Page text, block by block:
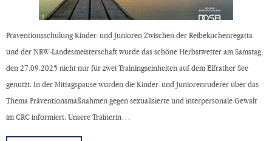
Präventionsschulung Kinder- und Junioren Zwischen der Reibekuchenregatta
und der NRW-Landesmeisterschaft wurde das schöne Herbstwetter am Samstag,
den 27.09.2025 nicht nur für zwei Trainingseinheiten auf dem Elfrather See
genutzt. In der Mittagspause wurden die Kinder- und Juniorenruderer über das
Thema Präventionsmaßnahmen gegen sexualisierte und interpersonale Gewalt
im CRC informiert. Unsere Trainerin…